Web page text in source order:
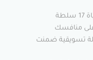
حين تهديك الحياة 17 سلطة
منافسك
تسويقية ضمنت